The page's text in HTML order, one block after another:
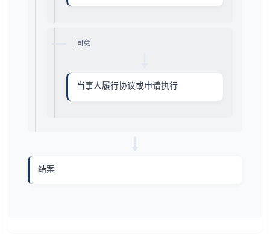
同意
当事人履行协议或申请执行
结案